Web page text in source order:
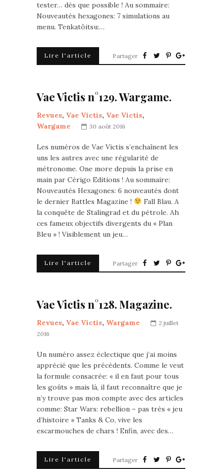
tester… dès que possible ! Au sommaire:
Nouveautés hexagones: 7 simulations au
menu. Tenkatôitsu:…
Lire l'article Partager
Vae Victis n°129. Wargame.
Revues, Vae Victis, Vae Victis,
Wargame
30 août 2016
Les numéros de Vae Victis s’enchaînent les
uns les autres avec une régularité de
métronome. One more depuis la prise en
main par Cérigo Editions ! Au sommaire:
Nouveautés Hexagones: 6 nouveautés dont
le dernier Battles Magazine !
Fall Blau. A
la conquête de Stalingrad et du pétrole. Ah
ces fameux objectifs divergents du « Plan
Bleu » ! Visiblement un jeu…
Lire l'article Partager
Vae Victis n°128. Magazine.
Revues, Vae Victis, Wargame
2 juillet
2016
Un numéro assez éclectique que j’ai moins
apprécié que les précédents. Comme le veut
la formule consacrée: « il en faut pour tous
les goûts » mais là, il faut reconnaître que je
n’y trouve pas mon compte avec des articles
comme: Star Wars: rebellion – pas très « jeu
d’histoire » Tanks & Co, vive les
escarmouches de chars ! Enfin, avec des…
Lire l'article Partager